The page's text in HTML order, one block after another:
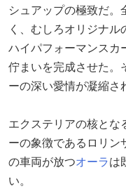
シュアップの極致だ。
く、むしろオリジナ
ハイパフォーマンスカ
佇まいを完成させた。
ーの深い愛情が凝縮さ
エクステリアの核とな
ーの象徴であるロリン
の車両が放つオーラは
い。